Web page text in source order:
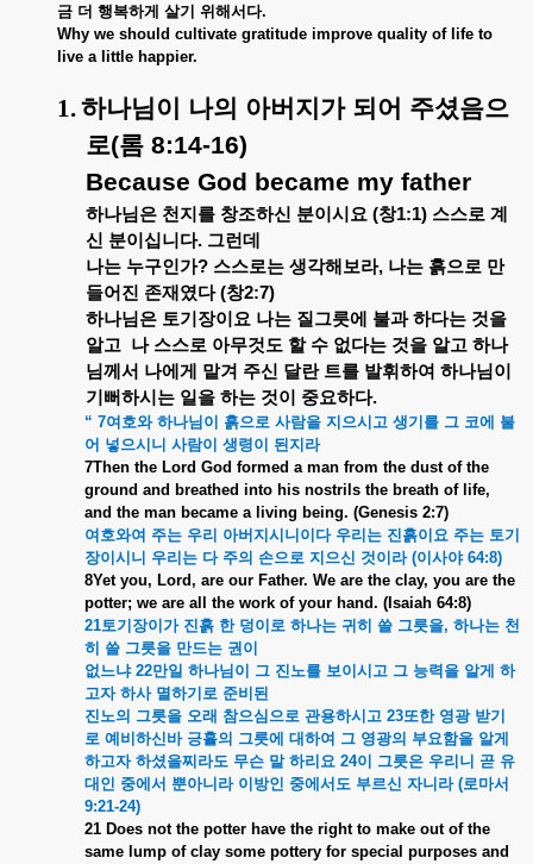
금 더 행복하게 살기 위해서다.
Why we should cultivate gratitude improve quality of life to
live a little happier.
1.하나님이 나의 아버지가 되어 주셨음으
로(롬8:14-16)
Because God became my father
하나님은 천지를 창조하신 분이시요 (창1:1) 스스로 계
신 분이십니다. 그런데
나는 누구인가? 스스로는 생각해보라, 나는 흙으로 만
들어진 존재였다(창2:7)
하나님은 토기장이요 나는 질그릇에 불과 하다는 것을
알고
나 스스로 아무것도 할 수 없다는 것을 알고 하나
님께서 나에게 맡겨 주신 달란 트를 발휘하여 하나님이
기뻐하시는 일을 하는 것이 중요하다.
“ 7여호와 하나님이 흙으로 사람을 지으시고 생기를 그 코에 불
어 넣으시니 사람이 생령이
된지라
7Then the Lord God formed a man from the dust of the
ground and breathed into his nostrils the breath of life,
and the man became a living being. (Genesis 2:7)
여호와여 주는 우리 아버지시니이다 우리는 진흙이요 주는 토기
장이시니 우리는 다 주의 손으로 지으신 것이라(이사야64:8)
8Yet you, Lord, are our Father. We are the clay, you are the
potter; we are all the work of your hand. (Isaiah 64:8)
21토기장이가 진흙 한 덩이로 하나는 귀히 쓸 그릇을,하나는 천
히 쓸 그릇을 만드는 권이
없느냐22만일 하나님이 그 진노를 보이시고 그 능력을 알게 하
고자 하사 멸하기로 준비된
진노의 그릇을 오래 참으심으로 관용하시고 23또한 영광 받기
로 예비하신바 긍휼의 그릇에 대하여 그 영광의 부요함을 알게
하고자 하셨을찌라도 무슨 말 하리요 24이 그릇은 우리니 곧 유
대인 중에서 뿐아니라 이방인 중에서도 부르신 자니라(로마서
9:21-24)
21 Does not the potter have the right to make out of the
same lump of clay some pottery for special purposes and